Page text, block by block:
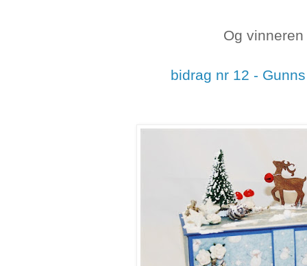
Og
bidrag nr 12 -